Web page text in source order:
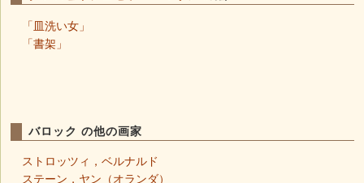
「皿洗い女」
「書架」
バロック の他の画家
ストロッツィ，ベルナルド
ステーン，ヤン（オランダ）